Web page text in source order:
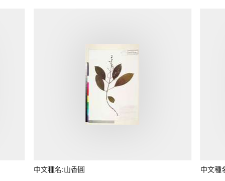
中文種名:山香圓 中文種